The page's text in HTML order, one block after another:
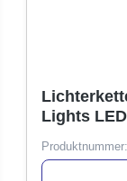
Lights
Produktnummer: